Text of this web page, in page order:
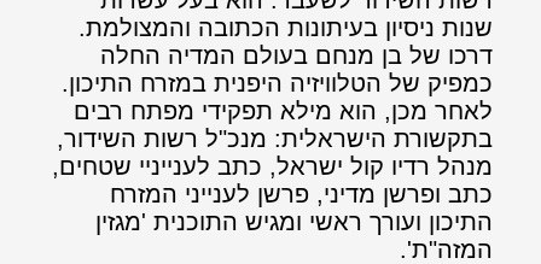
שנות ניסיון בעיתונות הכתובה והמצולמת.
דרכו של בן מנחם בעולם המדיה החלה
כמפיק של הטלוויזיה היפנית במזרח התיכון.
לאחר מכן, הוא מילא תפקידי מפתח רבים
בתקשורת הישראלית: מנכ"ל רשות השידור,
מנהל רדיו קול ישראל, כתב לענייניי שטחים,
כתב ופרשן מדיני, פרשן לענייני המזרח
התיכון ועורך ראשי ומגיש התוכנית 'מגזין
המזה"ת'.